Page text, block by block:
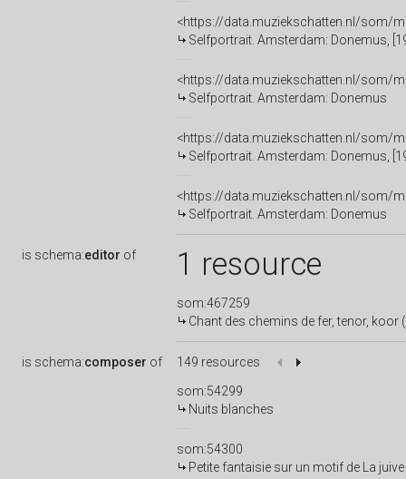
<https://data.muziekschatten.nl/som/
Selfportrait. Amsterdam: Donemus,
<https://data.muziekschatten.nl/som/
Selfportrait. Amsterdam: Donemus
<https://data.muziekschatten.nl/som/
Selfportrait. Amsterdam: Donemus,
<https://data.muziekschatten.nl/som/
Selfportrait. Amsterdam: Donemus
is schema:editor of 1 resource
som:467259
Chant des chemins de fer, tenor, koor (6
is schema:composer of
149 resources
som:54299
Nuits blanches
som:54300
Petite fantaisie sur un motif de La juive